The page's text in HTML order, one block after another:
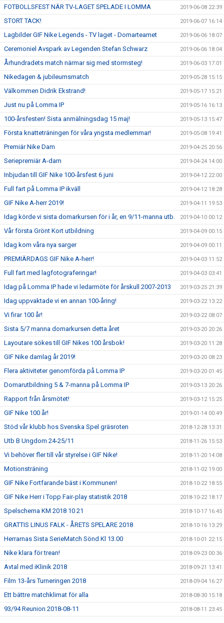
FOTBOLLSFEST NÄR TV-LAGET SPELADE I LOMMA 2019-06-08 22:39
STORT TACK! 2019-06-07 16:14
Lagbilder GIF Nike Legends - TV laget - Domarteamet 2019-06-06 18:07
Ceremoniel Avspark av Legenden Stefan Schwarz 2019-06-06 18:04
Århundradets match närmar sig med stormsteg! 2019-06-03 17:01
Nikedagen & jubileumsmatch 2019-05-28 15:15
Välkommen Didrik Ekstrand! 2019-05-17 15:21
Just nu på Lomma IP 2019-05-16 16:13
100-årsfesten! Sista anmälningsdag 15 maj! 2019-05-13 15:47
Första knatteträningen för våra yngsta medlemmar! 2019-05-08 19:41
Premiär Nike Dam 2019-04-25 20:56
Seriepremiär A-dam 2019-04-24 14:00
Inbjudan till GIF Nike 100-årsfest 6 juni 2019-04-12 22:00
Full fart på Lomma IP ikväll 2019-04-12 18:28
GIF Nike A-herr 2019! 2019-04-11 19:53
Idag körde vi sista domarkursen för i år, en 9/11-manna utb. 2019-04-10 00:12
Vår första Grönt Kort utbildning 2019-04-09 00:15
Idag kom våra nya sarger 2019-04-09 00:11
PREMIÄRDAGS GIF Nike A-herr! 2019-04-03 11:52
Full fart med lagfotograferingar! 2019-04-03 03:41
Idag på Lomma IP hade vi ledarmöte för årskull 2007-2013 2019-03-25 21:39
Idag uppvaktade vi en annan 100-åring! 2019-03-22 13:22
Vi firar 100 år! 2019-03-22 08:07
Sista 5/7 manna domarkursen detta året 2019-03-20 20:26
Layoutare sökes till GIF Nikes 100 årsbok! 2019-03-20 11:28
GIF Nike damlag år 2019! 2019-03-20 08:23
Flera aktiviteter genomförda på Lomma IP 2019-03-20 01:45
Domarutbildning 5 & 7-manna på Lomma IP 2019-03-13 20:26
Rapport från årsmötet! 2019-03-12 15:25
GIF Nike 100 år! 2019-01-14 00:49
Stöd vår klubb hos Svenska Spel gräsroten 2018-12-28 13:31
Utb B Ungdom 24-25/11 2018-11-26 15:53
Vi behöver fler till vår styrelse i GIF Nike! 2018-11-20 14:08
Motionsträning 2018-11-02 19:00
GIF Nike Fortfarande bäst i Kommunen! 2018-10-22 18:55
GIF Nike Herr i Topp Fair-play statistik 2018 2018-10-22 18:17
Spelschema KM 2018 10 21 2018-10-17 16:45
GRATTIS LINUS FALK - ÅRETS SPELARE 2018 2018-10-16 13:29
Herrarnas Sista SerieMatch Sönd Kl 13.00 2018-10-01 22:15
Nike klara för trean! 2018-09-23 00:36
Avtal med iKlinik 2018 2018-09-21 13:41
Film 13-års Turneringen 2018 2018-09-04 16:27
Ett bättre matchklimat för alla 2018-08-30 15:18
93/94 Reunion 2018-08-11 2018-08-11 23:45